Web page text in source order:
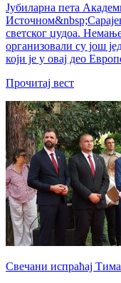
Јубиларна пета
светског џудоа.
организовали су још
који је у овај део
Прочитај вест
Свечани испраћај